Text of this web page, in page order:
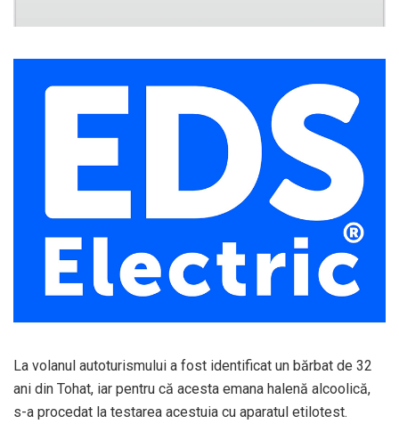
La volanul autoturismului a fost identificat un bărbat de 32
ani din Tohat, iar pentru că acesta emana halenă alcoolică,
s-a procedat la testarea acestuia cu aparatul etilotest.